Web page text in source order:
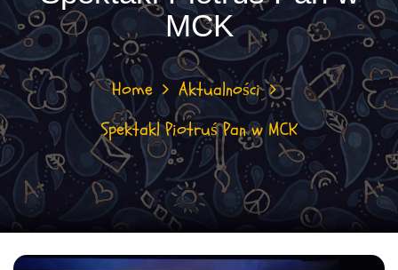
MCK
Home
Aktualności
Spektakl Piotruś Pan w MCK